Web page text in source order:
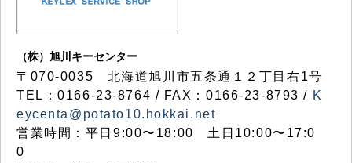
（株）旭川キーセンター
〒070-0035 北海道旭川市五条通１２丁目右1号
TEL：0166-23-8764 / FAX：0166-23-8793 / K
eycenta@potato10.hokkai.net
営業時間：平日9:00〜18:00 土日10:00〜17:0
0